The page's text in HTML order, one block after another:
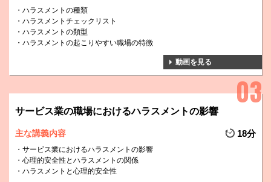
ハラスメントの種類
ハラスメントチェックリスト
ハラスメントの類型
ハラスメントの起こりやすい職場の特徴
動画を見る
サービス業の職場におけるハラスメントの影響
主な講義内容 18分
サービス業におけるハラスメントの影響
心理的安全性とハラスメントの関係
ハラスメントと心理的安全性